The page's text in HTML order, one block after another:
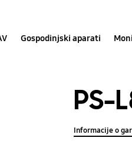
Gospodinjski aparati
PS-
Informacije o